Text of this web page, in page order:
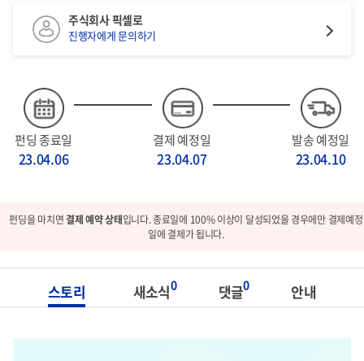
펀딩 종료일
23.04.06
결제 예정일
23.04.07
발송 예정일
23.04.10
주식회사 픽셀로
진행자에게 문의하기
펀딩을 마치면결제 예약 상태입니다. 종료일에 100% 이상이 달성되었을 경우에만 결제예정
일에 결제가 됩니다.
스토리 새소식0 댓글0 안내